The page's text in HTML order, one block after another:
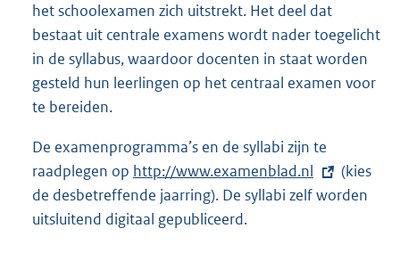
het schoolexamen zich uitstrekt. Het deel dat
bestaat uit centrale examens wordt nader toegelicht
in de syllabus, waardoor docenten in staat worden
gesteld hun leerlingen op het centraal examen voor
te bereiden.
De examenprogramma’s en de syllabi zijn te
raadplegen op E
x
t
http://www.examenblad.nl
(kies
de desbetreffende jaarring). De syllabi zelf worden
uitsluitend digitaal gepubliceerd.